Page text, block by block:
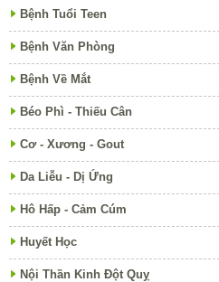
Bệnh Tuổi Teen
Bệnh Văn Phòng
Bệnh Về Mắt
Béo Phì - Thiếu Cân
Cơ - Xương - Gout
Da Liễu - Dị Ứng
Hô Hấp - Cảm Cúm
Huyết Học
Nội Thần Kinh Đột Quỵ